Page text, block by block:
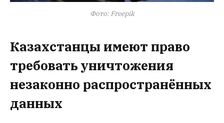
Фото: Freepik
Казахстанцы имеют право
требовать уничтожения
незаконно распространённых
данных